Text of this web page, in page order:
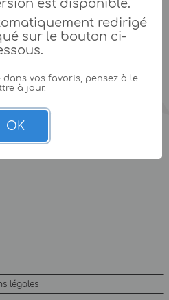
légales
est disponible.
redirigé
sur le bouton ci-
dans vos favoris, pensez à le
à jour.
OK